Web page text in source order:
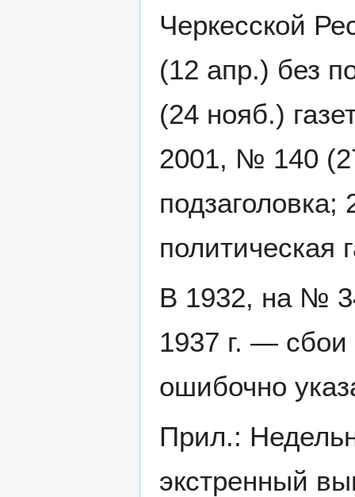
Черкесской
(12 апр.) без
(24 нояб.)
2001, № 140
политическая
В 1932, на №
1937 г. —
ошибочно
Прил.:
экстренный